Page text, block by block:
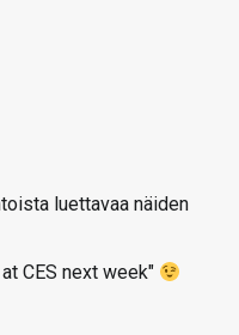
luettavaa näiden
CES next week"